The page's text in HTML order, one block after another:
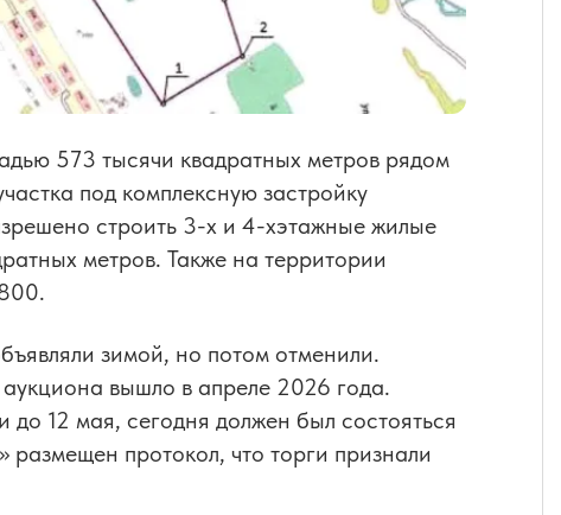
573 тысячи квадратных метров рядом
под комплексную застройку
строить 3-х и 4-хэтажные жилые
метров. Также на территории
зимой, но потом отменили.
вышло в апреле 2026 года.
12 мая, сегодня должен был состояться
протокол, что торги признали